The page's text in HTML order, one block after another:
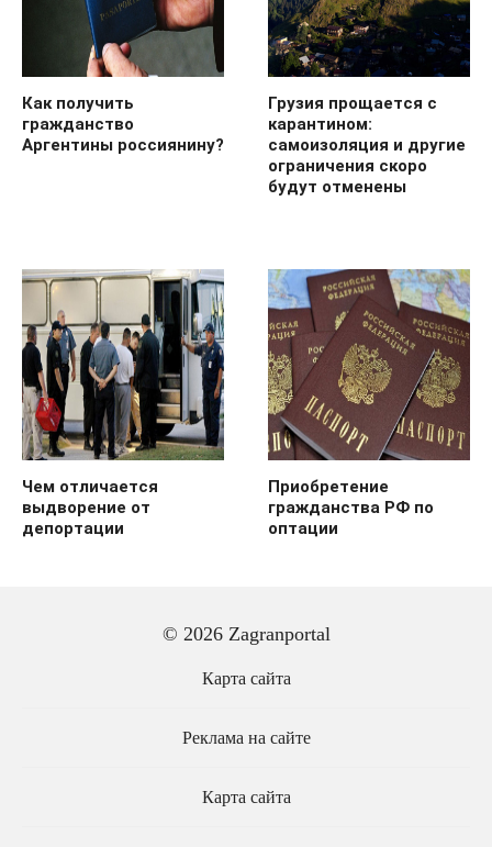
Как получить
гражданство
Аргентины россиянину?
Грузия прощается с
карантином:
самоизоляция и другие
ограничения скоро
будут отменены
Чем отличается
выдворение от
депортации
Приобретение
гражданства РФ по
оптации
© 2026 Zagranportal
Карта сайта
Реклама на сайте
Карта сайта